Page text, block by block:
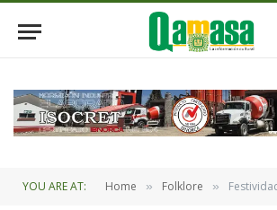
YOU ARE AT: Home » Folklore » Festividad de la Virgen